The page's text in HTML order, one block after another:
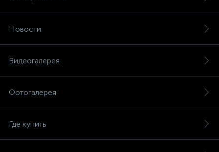
Новости
Видеогалерея
Фотогалерея
Где купить